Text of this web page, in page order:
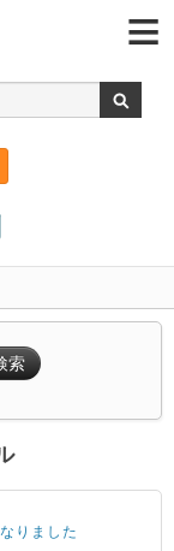
索
りました